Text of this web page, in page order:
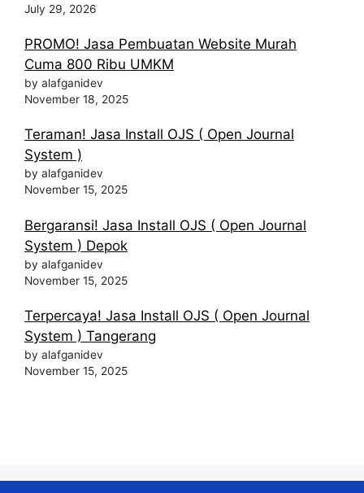
July 29, 2026
PROMO! Jasa Pembuatan Website Murah
Cuma 800 Ribu UMKM
by alafganidev
November 18, 2025
Teraman! Jasa Install OJS ( Open Journal
System )
by alafganidev
November 15, 2025
Bergaransi! Jasa Install OJS ( Open Journal
System ) Depok
by alafganidev
November 15, 2025
Terpercaya! Jasa Install OJS ( Open Journal
System ) Tangerang
by alafganidev
November 15, 2025